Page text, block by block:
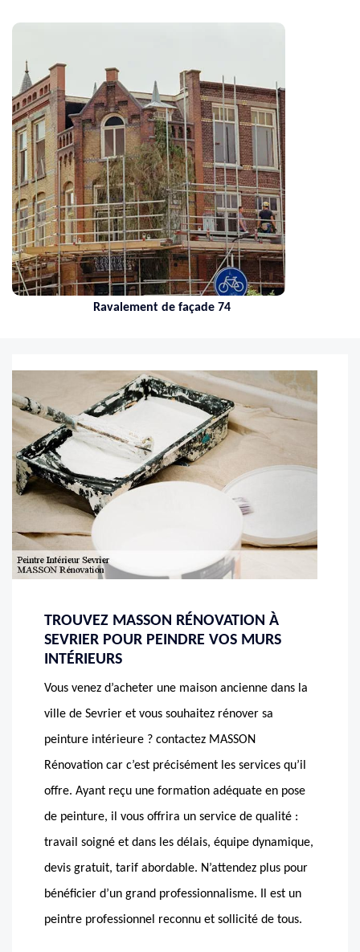
Ravalement de façade 74
TROUVEZ MASSON RÉNOVATION À
SEVRIER POUR PEINDRE VOS MURS
INTÉRIEURS
Vous venez d’acheter une maison ancienne dans la
ville de Sevrier et vous souhaitez rénover sa
peinture intérieure ? contactez MASSON
Rénovation car c’est précisément les services qu’il
offre. Ayant reçu une formation adéquate en pose
de peinture, il vous offrira un service de qualité :
travail soigné et dans les délais, équipe dynamique,
devis gratuit, tarif abordable. N’attendez plus pour
bénéficier d’un grand professionnalisme. Il est un
peintre professionnel reconnu et sollicité de tous.